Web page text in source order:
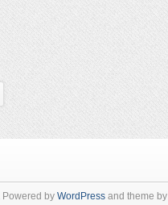
Powered by WordPress and theme by